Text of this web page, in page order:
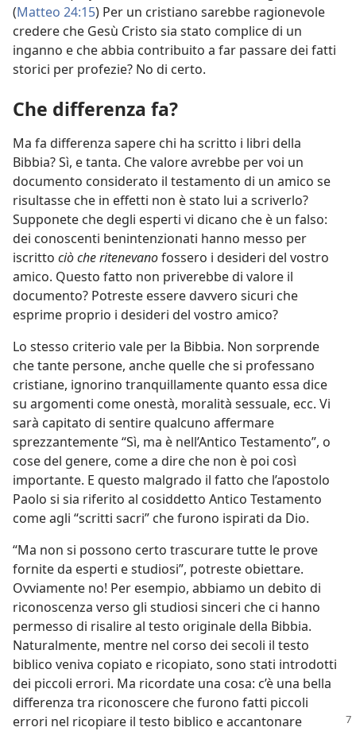
(Matteo 24:15) Per un cristiano sarebbe ragionevole
credere che Gesù Cristo sia stato complice di un
inganno e che abbia contribuito a far passare dei fatti
storici per profezie? No di certo.
Che differenza fa?
Ma fa differenza sapere chi ha scritto i libri della
Bibbia? Sì, e tanta. Che valore avrebbe per voi un
documento considerato il testamento di un amico se
risultasse che in effetti non è stato lui a scriverlo?
Supponete che degli esperti vi dicano che è un falso:
dei conoscenti benintenzionati hanno messo per
iscritto ciò che ritenevanofossero i desideri del vostro
amico. Questo fatto non priverebbe di valore il
documento? Potreste essere davvero sicuri che
esprime proprio i desideri del vostro amico?
Lo stesso criterio vale per la Bibbia. Non sorprende
che tante persone, anche quelle che si professano
cristiane, ignorino tranquillamente quanto essa dice
su argomenti come onestà, moralità sessuale, ecc. Vi
sarà capitato di sentire qualcuno affermare
sprezzantemente “Sì, ma è nell’Antico Testamento”, o
cose del genere, come a dire che non è poi così
importante. E questo malgrado il fatto che l’apostolo
Paolo si sia riferito al cosiddetto Antico Testamento
come agli “scritti sacri” che furono ispirati da Dio.
“Ma non si possono certo trascurare tutte le prove
fornite da esperti e studiosi”, potreste obiettare.
Ovviamente no! Per esempio, abbiamo un debito di
riconoscenza verso gli studiosi sinceri che ci hanno
permesso di risalire al testo originale della Bibbia.
Naturalmente, mentre nel corso dei secoli il testo
biblico veniva copiato e ricopiato, sono stati introdotti
dei piccoli errori. Ma ricordate una cosa: c’è una bella
differenza tra riconoscere che furono fatti piccoli
errori nel ricopiare il testo biblico e accantonare